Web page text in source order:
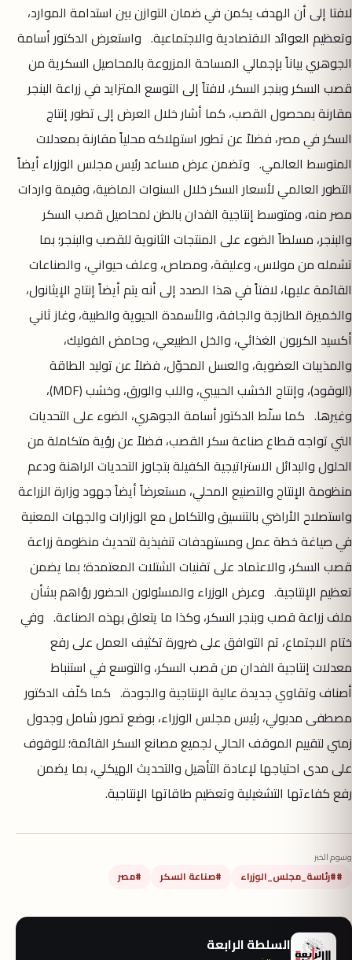
لافتا إلى أن الهدف يكمن في ضمان التوازن بين استدامة الموارد،
وتعظيم العوائد الاقتصادية والاجتماعية. واستعرض الدكتور أسامة
الجوهري بياناً بإجمالي المساحة المزروعة بالمحاصيل السكرية من
قصب السكر وبنجر السكر، لافتاً إلى التوسع المتزايد في زراعة البنجر
مقارنة بمحصول القصب، كما أشار خلال العرض إلى تطور إنتاج
السكر في مصر، فضلاً عن تطور استهلاكه محلياً مقارنة بمعدلات
المتوسط العالمي. وتضمن عرض مساعد رئيس مجلس الوزراء أيضاً
التطور العالمي لأسعار السكر خلال السنوات الماضية، وقيمة واردات
مصر منه، ومتوسط إنتاجية الفدان بالطن لمحاصيل قصب السكر
والبنجر، مسلطاً الضوء على المنتجات الثانوية للقصب والبنجر؛ بما
تشمله من مولاس، وعليقة، ومصاص، وعلف حيواني، والصناعات
القائمة عليها، لافتاً في هذا الصدد إلى أنه يتم أيضاً إنتاج الإيثانول،
والخميرة الطازجة والجافة، والأسمدة الحيوية والطبية، وغاز ثاني
أكسيد الكربون الغذائي، والخل الطبيعي، وحامض الفوليك،
والمذيبات العضوية، والعسل المحوّل، فضلاً عن توليد الطاقة
(الوقود)، وإنتاج الخشب الحبيبي، واللب والورق، وخشب (MDF)،
وغيرها. كما سلّط الدكتور أسامة الجوهري، الضوء على التحديات
التي تواجه قطاع صناعة سكر القصب، فضلاً عن رؤية متكاملة من
الحلول والبدائل الاستراتيجية الكفيلة بتجاوز التحديات الراهنة ودعم
منظومة الإنتاج والتصنيع المحلي، مستعرضاً أيضاً جهود وزارة الزراعة
واستصلاح الأراضي بالتنسيق والتكامل مع الوزارات والجهات المعنية
في صياغة خطة عمل ومستهدفات تنفيذية لتحديث منظومة زراعة
قصب السكر، والاعتماد على تقنيات الشتلات المعتمدة؛ بما يضمن
تعظيم الإنتاجية. وعرض الوزراء والمسئولون الحضور رؤاهم بشأن
ملف زراعة قصب وبنجر السكر، وكذا ما يتعلق بهذه الصناعة. وفي
ختام الاجتماع، تم التوافق على ضرورة تكثيف العمل على رفع
معدلات إنتاجية الفدان من قصب السكر، والتوسع في استنباط
أصناف وتقاوي جديدة عالية الإنتاجية والجودة. كما كلّف الدكتور
مصطفى مدبولي، رئيس مجلس الوزراء، بوضع تصور شامل وجدول
زمني لتقييم الموقف الحالي لجميع مصانع السكر القائمة؛ للوقوف
على مدى احتياجها لإعادة التأهيل والتحديث الهيكلي، بما يضمن
رفع كفاءتها التشغيلية وتعظيم طاقاتها الإنتاجية.
وسوم الخبر
##رئاسة_مجلس_الوزراء #صناعة السكر #مصر
السلطة الرابعة